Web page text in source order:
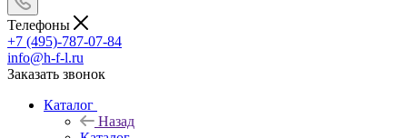
Телефоны
+7 (495)-787-07-84
info@h-f-l.ru
Заказать звонок
Каталог
Назад